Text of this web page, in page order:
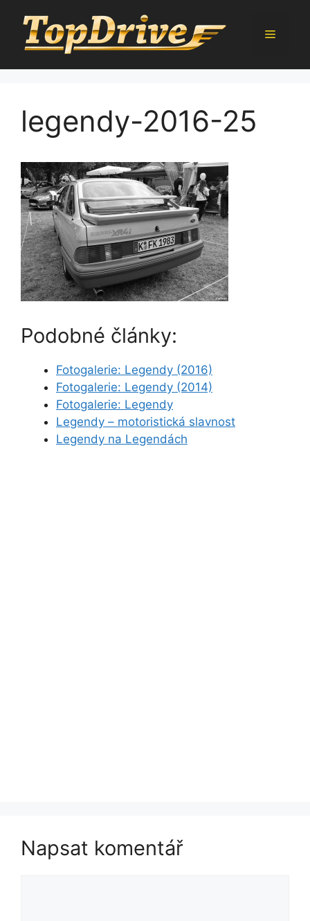
obsah
Menu
legendy-2016-25
Podobné články:
Fotogalerie: Legendy (2016)
Fotogalerie: Legendy (2014)
Fotogalerie: Legendy
Legendy – motoristická slavnost
Legendy na Legendách
Napsat komentář